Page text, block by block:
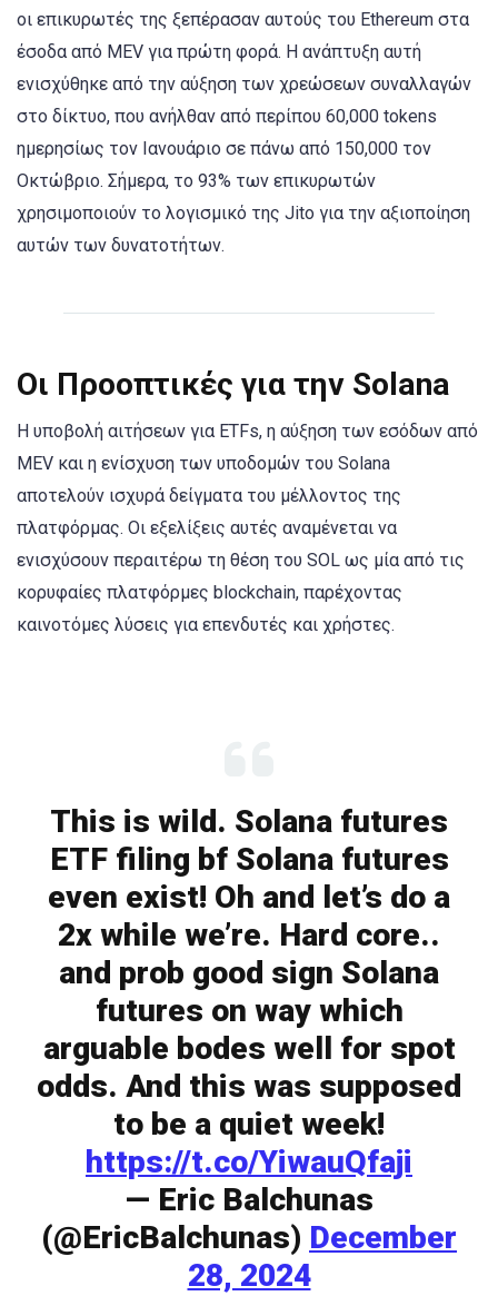
οι επικυρωτές της ξεπέρασαν αυτούς του Ethereum στα
έσοδα από MEV για πρώτη φορά. Η ανάπτυξη αυτή
ενισχύθηκε από την αύξηση των χρεώσεων συναλλαγών
στο δίκτυο, που ανήλθαν από περίπου 60,000 tokens
ημερησίως τον Ιανουάριο σε πάνω από 150,000 τον
Οκτώβριο. Σήμερα, το 93% των επικυρωτών
χρησιμοποιούν το λογισμικό της Jito για την αξιοποίηση
αυτών των δυνατοτήτων.
Οι Προοπτικές για την Solana
Η υποβολή αιτήσεων για ETFs, η αύξηση των εσόδων από
MEV και η ενίσχυση των υποδομών του Solana
αποτελούν ισχυρά δείγματα του μέλλοντος της
πλατφόρμας. Οι εξελίξεις αυτές αναμένεται να
ενισχύσουν περαιτέρω τη θέση του SOL ως μία από τις
κορυφαίες πλατφόρμες blockchain, παρέχοντας
καινοτόμες λύσεις για επενδυτές και χρήστες.
This is wild. Solana futures
ETF filing bf Solana futures
even exist! Oh and let’s do a
2x while we’re. Hard core..
and prob good sign Solana
futures on way which
arguable bodes well for spot
odds. And this was supposed
to be a quiet week!
https://t.co/YiwauQfaji
— Eric Balchunas
(@EricBalchunas) December
28, 2024